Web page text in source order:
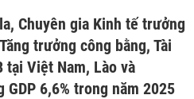
Chuyên gia Kinh tế trưởng
trưởng công bằng, Tài
tại Việt Nam, Lào và
6,6% trong năm 2025